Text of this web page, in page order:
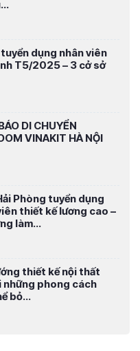
dụng nhân viên
T5/2025 – 3 cở sở
DI CHUYỂN
VINAKIT HÀ NỘI
Phòng tuyển dụng
thiết kế lương cao –
làm...
thiết kế nội thất
những phong cách
bỏ...